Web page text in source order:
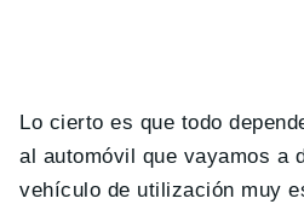
Lo cierto es que todo
al automóvil que vayamos a
vehículo de utilización muy